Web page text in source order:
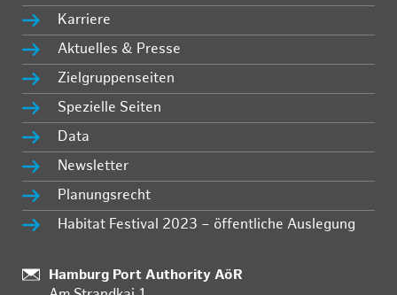
Karriere
Aktuelles & Presse
Zielgruppenseiten
Spezielle Seiten
Data
Newsletter
Planungsrecht
Habitat Festival 2023 – öffentliche Auslegung
Standort:
Hamburg Port Authority AöR